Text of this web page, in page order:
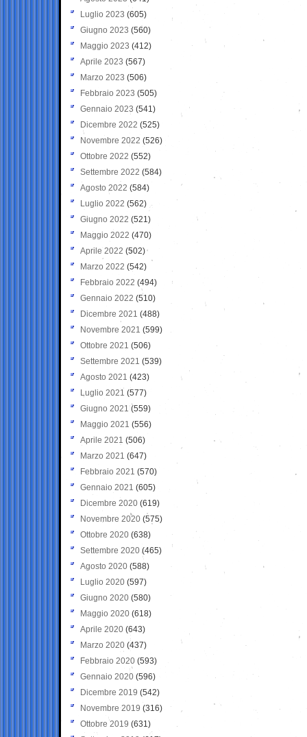
Luglio 2023 (605)
Giugno 2023 (560)
Maggio 2023 (412)
Aprile 2023 (567)
Marzo 2023 (506)
Febbraio 2023 (505)
Gennaio 2023 (541)
Dicembre 2022 (525)
Novembre 2022 (526)
Ottobre 2022 (552)
Settembre 2022 (584)
Agosto 2022 (584)
Luglio 2022 (562)
Giugno 2022 (521)
Maggio 2022 (470)
Aprile 2022 (502)
Marzo 2022 (542)
Febbraio 2022 (494)
Gennaio 2022 (510)
Dicembre 2021 (488)
Novembre 2021 (599)
Ottobre 2021 (506)
Settembre 2021 (539)
Agosto 2021 (423)
Luglio 2021 (577)
Giugno 2021(559)
Maggio 2021 (556)
Aprile 2021 (506)
Marzo 2021 (647)
Febbraio 2021 (570)
Gennaio 2021 (605)
Dicembre 2020 (619)
Novembre 2020 (575)
Ottobre 2020 (638)
Settembre 2020(465)
Agosto 2020 (588)
Luglio 2020 (597)
Giugno 2020 (580)
Maggio 2020 (618)
Aprile 2020 (643)
Marzo 2020 (437)
Febbraio 2020 (593)
Gennaio 2020 (596)
Dicembre 2019 (542)
Novembre 2019 (316)
Ottobre 2019 (631)